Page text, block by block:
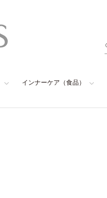
インナーケア（食品）